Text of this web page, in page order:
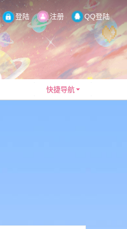
登陆 注册 QQ登陆
快捷导航